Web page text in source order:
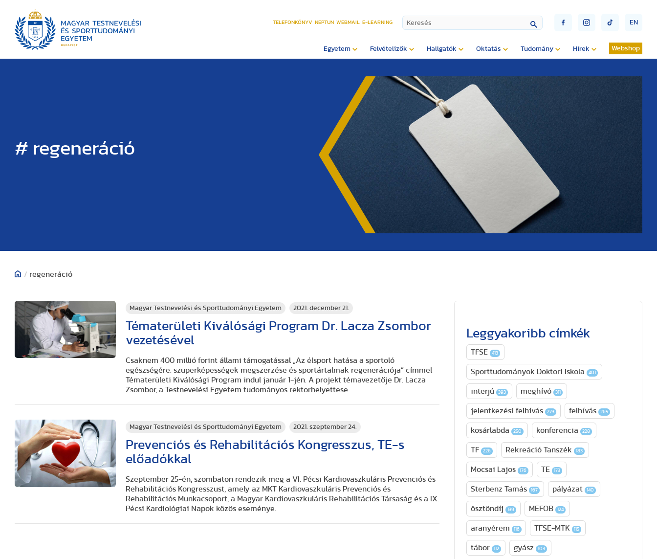
TELEFONKÖNYV NEPTUN WEBMAIL E-LEARNING EN
Egyetem Felvételizők Hallgatók Oktatás Tudomány Hírek Webshop
# regeneráció
/ regeneráció
Magyar Testnevelési és Sporttudományi Egyetem 2021. december 21.
Tématerületi Kiválósági Program Dr. Lacza Zsombor
vezetésével
Csaknem 400 millió forint állami támogatással „Az élsport hatása a sportoló
egészségére: szuperképességek megszerzése és sportártalmak regenerációja” címmel
Tématerületi Kiválósági Program indul január 1-jén. A projekt témavezetője Dr. Lacza
Zsombor, a Testnevelési Egyetem tudományos rektorhelyettese.
Magyar Testnevelési és Sporttudományi Egyetem 2021. szeptember 24.
Prevenciós és Rehabilitációs Kongresszus, TE-s
előadókkal
Szeptember 25-én, szombaton rendezik meg a VI. Pécsi Kardiovaszkuláris Prevenciós és
Rehabilitációs Kongresszust, amely az MKT Kardiovaszkuláris Prevenciós és
Rehabilitációs Munkacsoport, a Magyar Kardiovaszkuláris Rehabilitációs Társaság és a IX.
Pécsi Kardiológiai Napok közös eseménye.
Leggyakoribb címkék
TFSE 413
Sporttudományok Doktori Iskola 401
interjú 393 meghívó 311
jelentkezési felhívás 273 felhívás 265
kosárlabda 250 konferencia 228
TF 226 Rekreáció Tanszék 183
Mocsai Lajos 176 TE 173
Sterbenz Tamás 167 pályázat 140
ösztöndíj 139 MEFOB 124
aranyérem 116 TFSE-MTK 115
tábor 112 gyász 103